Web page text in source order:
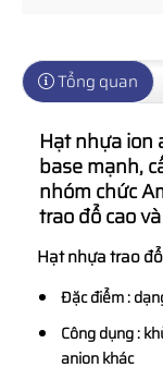
Tổng quan
Hạt nhựa ion
base mạnh,
nhóm chức
trao đổ cao
Hạt nhựa trao
Đặc điểm :
Công dụng :
anion khác